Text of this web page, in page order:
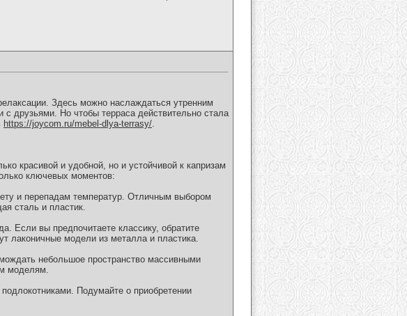
Здесь можно наслаждаться утренним
с друзьями. Но чтобы терраса действительно стала
https://joycom.ru/mebel-dlya-terrasy/.
красивой и удобной, но и устойчивой к капризам
ключевых моментов:
и перепадам температур. Отличным выбором
сталь и пластик.
Если вы предпочитаете классику, обратите
лаконичные модели из металла и пластика.
небольшое пространство массивными
моделям.
Подумайте о приобретении